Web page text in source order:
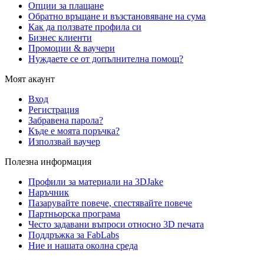
Опции за плащане
Обратно връщане и възстановяване на сума
Как да ползвате профила си
Бизнес клиенти
Промоции & ваучери
Нуждаете се от допълнителна помощ?
Моят акаунт
Вход
Регистрация
Забравена парола?
Къде е моята поръчка?
Използвай ваучер
Полезна информация
Профили за материали на 3DJake
Наръчник
Пазарувайте повече, спестявайте повече
Партньорска програма
Често задавани въпроси относно 3D печата
Поддръжка за FabLabs
Ние и нашата околна среда